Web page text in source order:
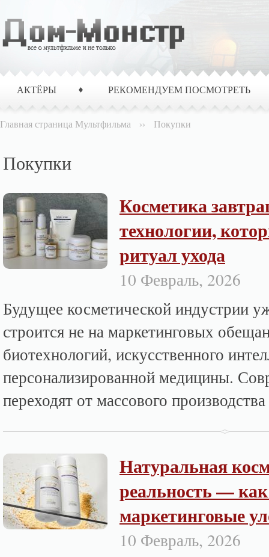
АКТЁРЫ РЕКОМЕНДУЕМ ПОСМОТРЕТЬ
Главная страница Мультфильма ›› Покупки
Покупки
Косметика
технологии,
ритуал ухода
10 Февраль, 2026
Будущее косметической индустрии
строится не на маркетинговых
биотехнологий, искусственного
персонализированной медицины.
переходят от массового
Натуральная
реальность —
маркетинговые
10 Февраль, 2026